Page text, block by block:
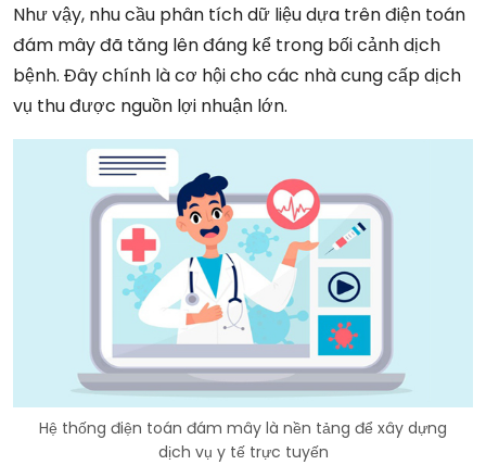
Như vậy, nhu cầu phân tích dữ liệu dựa trên điện toán
đám mây đã tăng lên đáng kể trong bối cảnh dịch
bệnh. Đây chính là cơ hội cho các nhà cung cấp dịch
vụ thu được nguồn lợi nhuận lớn.
Hệ thống điện toán đám mây là nền tảng để xây dựng
dịch vụ y tế trực tuyến